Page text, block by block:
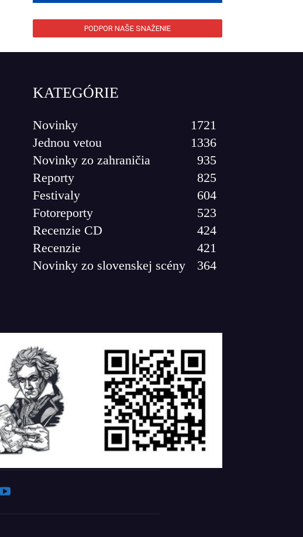
PODPOR NAŠE SNAŽENIE
KATEGÓRIE
Novinky
1721
Jednou vetou
1336
Novinky zo zahraničia
935
Reporty
825
Festivaly
604
Fotoreporty
523
Recenzie CD
424
Recenzie
421
Novinky zo slovenskej scény
364